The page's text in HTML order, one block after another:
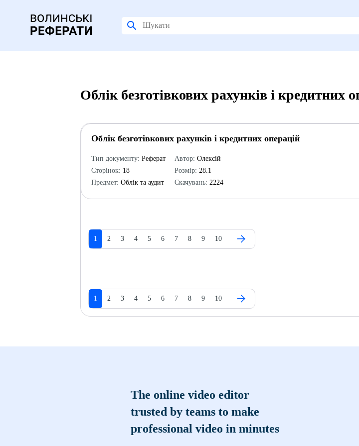
Облік безготівкових рахунків і кредитних
Облік безготівкових рахунків і кредитних операцій
Тип документу: Реферат
Сторінок: 18
Предмет: Облік та аудит
Автор: Олексій
Розмір: 28.1
Скачувань: 2224
1 2 3 4 5 6 7 8 9 10
1 2 3 4 5 6 7 8 9 10
The online video editor
trusted by teams to make
professional video in minutes